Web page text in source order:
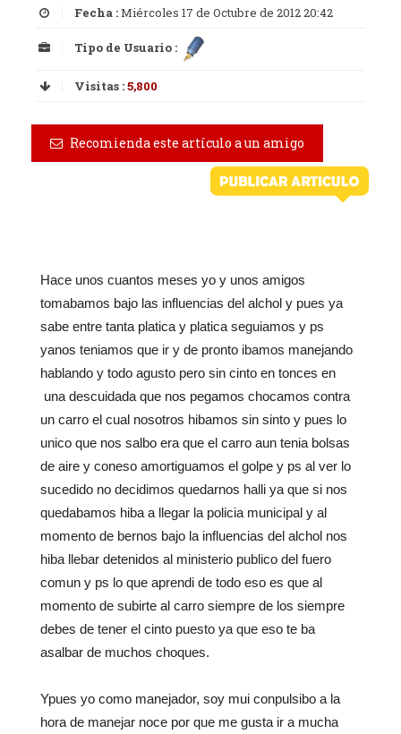
Fecha :Miércoles 17 de Octubre de 2012 20:42
Tipo de Usuario :
Visitas :5,800
Recomienda este artículo a un amigo
Hace unos cuantos meses yo y unos amigos
tomabamos bajo las influencias del alchol y pues ya
sabe entre tanta platica y platica seguiamos y ps
yanos teniamos que ir y de pronto ibamos manejando
hablando y todo agusto pero sin cinto en tonces en
una descuidada que nos pegamos chocamos contra
un carro el cual nosotros hibamos sin sinto y pues lo
unico que nos salbo era que el carro aun tenia bolsas
de aire y coneso amortiguamos el golpe y ps al ver lo
sucedido no decidimos quedarnos halli ya que si nos
quedabamos hiba a llegar la policia municipal y al
momento de bernos bajo la influencias del alchol nos
hiba llebar detenidos al ministerio publico del fuero
comun y ps lo que aprendi de todo eso es que al
momento de subirte al carro siempre de los siempre
debes de tener el cinto puesto ya que eso te ba
asalbar de muchos choques.
Ypues yo como manejador, soy mui conpulsibo a la
hora de manejar noce por que me gusta ir a mucha